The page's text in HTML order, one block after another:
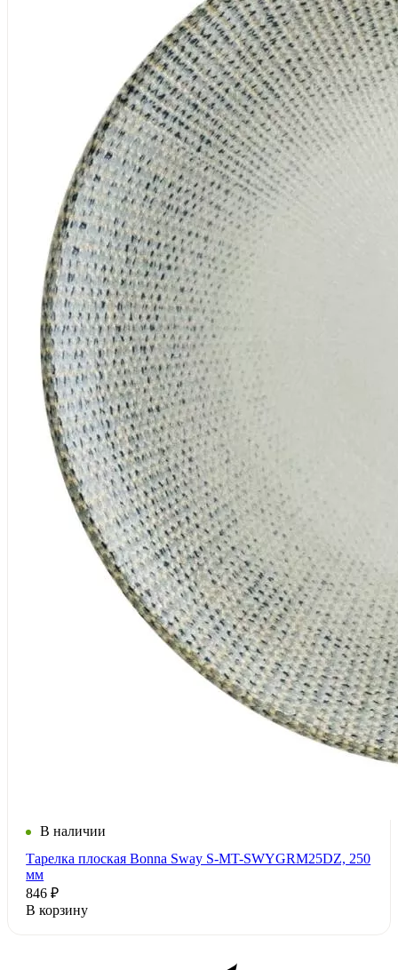
В наличии
Тарелка плоская Bonna Sway S-MT-SWYGRM25DZ, 250
мм
846 ₽
В корзину